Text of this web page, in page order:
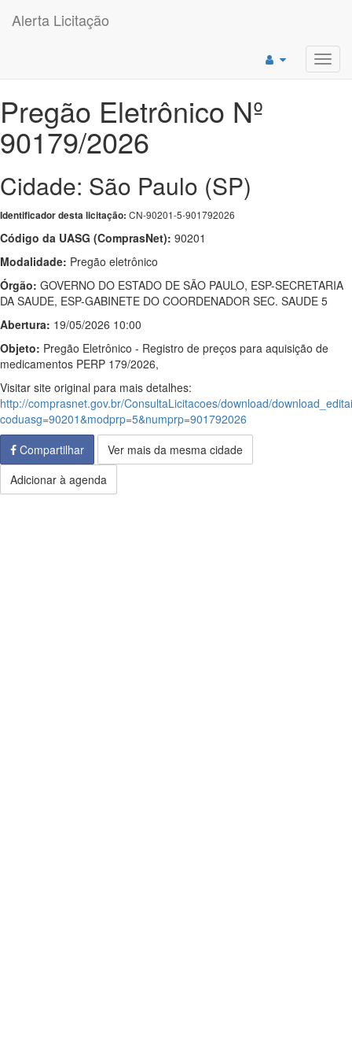
Alerta Licitação
Pregão Eletrônico Nº
90179/2026
Cidade: São Paulo (SP)
Identificador desta licitação: CN-90201-5-901792026
Código da UASG (ComprasNet): 90201
Modalidade: Pregão eletrônico
Órgão: GOVERNO DO ESTADO DE SÃO PAULO, ESP-SECRETARIA
DA SAUDE, ESP-GABINETE DO COORDENADOR SEC. SAUDE 5
Abertura: 19/05/2026 10:00
Objeto: Pregão Eletrônico - Registro de preços para aquisição de
medicamentos PERP 179/2026,
Visitar site original para mais detalhes:
http://comprasnet.gov.br/ConsultaLicitacoes/download/
coduasg=90201&modprp=5&numprp=901792026
Compartilhar
Ver mais da mesma cidade
Adicionar à agenda